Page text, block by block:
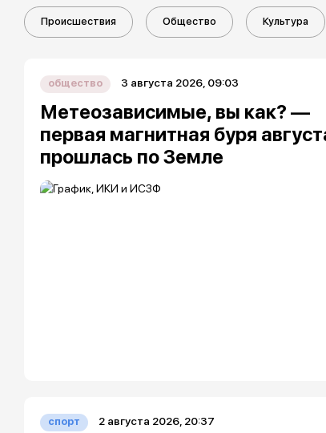
Происшествия Общество Культура
общество 3 августа 2026, 09:03
Метеозависимые, вы как? —
первая магнитная буря
прошлась по Земле
спорт 2 августа 2026, 20:37